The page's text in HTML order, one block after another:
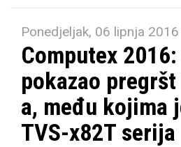
Ponedjeljak, 06 lipnja
Computex 2016:
pokazao
a, među kojima
TVS-x82T serija